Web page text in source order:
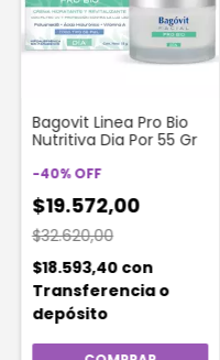
Bagovit Linea Pro Bio
Nutritiva Dia Por 55 Gr
-40%OFF
$19.572,00
$32.620,00
$18.593,40 con
Transferencia o
depósito